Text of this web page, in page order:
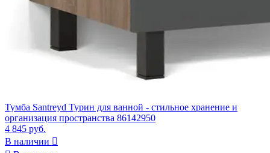
Тумба Santreyd Турин для ванной - стильное хранение и
организация пространства 86142950
4 845 руб.
В наличии 